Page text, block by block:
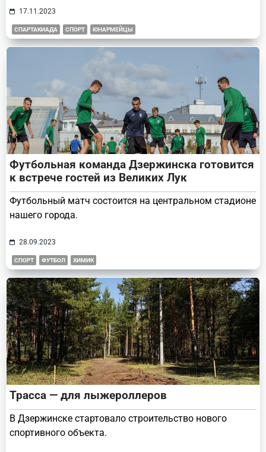
17.11.2023
СПАРТАКИАДА СПОРТ ЮНАРМЕЙЦЫ
Футбольная команда Дзержинска готовится
к встрече гостей из Великих Лук
Футбольный матч состоится на центральном стадионе
нашего города.
28.09.2023
СПОРТ ФУТБОЛ ХИМИК
Трасса — для лыжероллеров
В Дзержинске стартовало строительство нового
спортивного объекта.